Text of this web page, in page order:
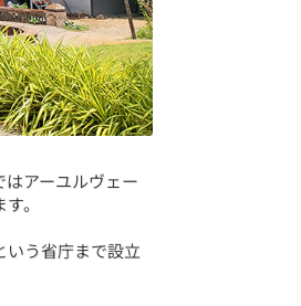
アーユルヴェー
。
いう省庁まで設立